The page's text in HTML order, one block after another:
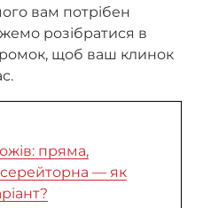
вам потрібен
розібратися в
щоб ваш клинок
пряма,
серейторна — як